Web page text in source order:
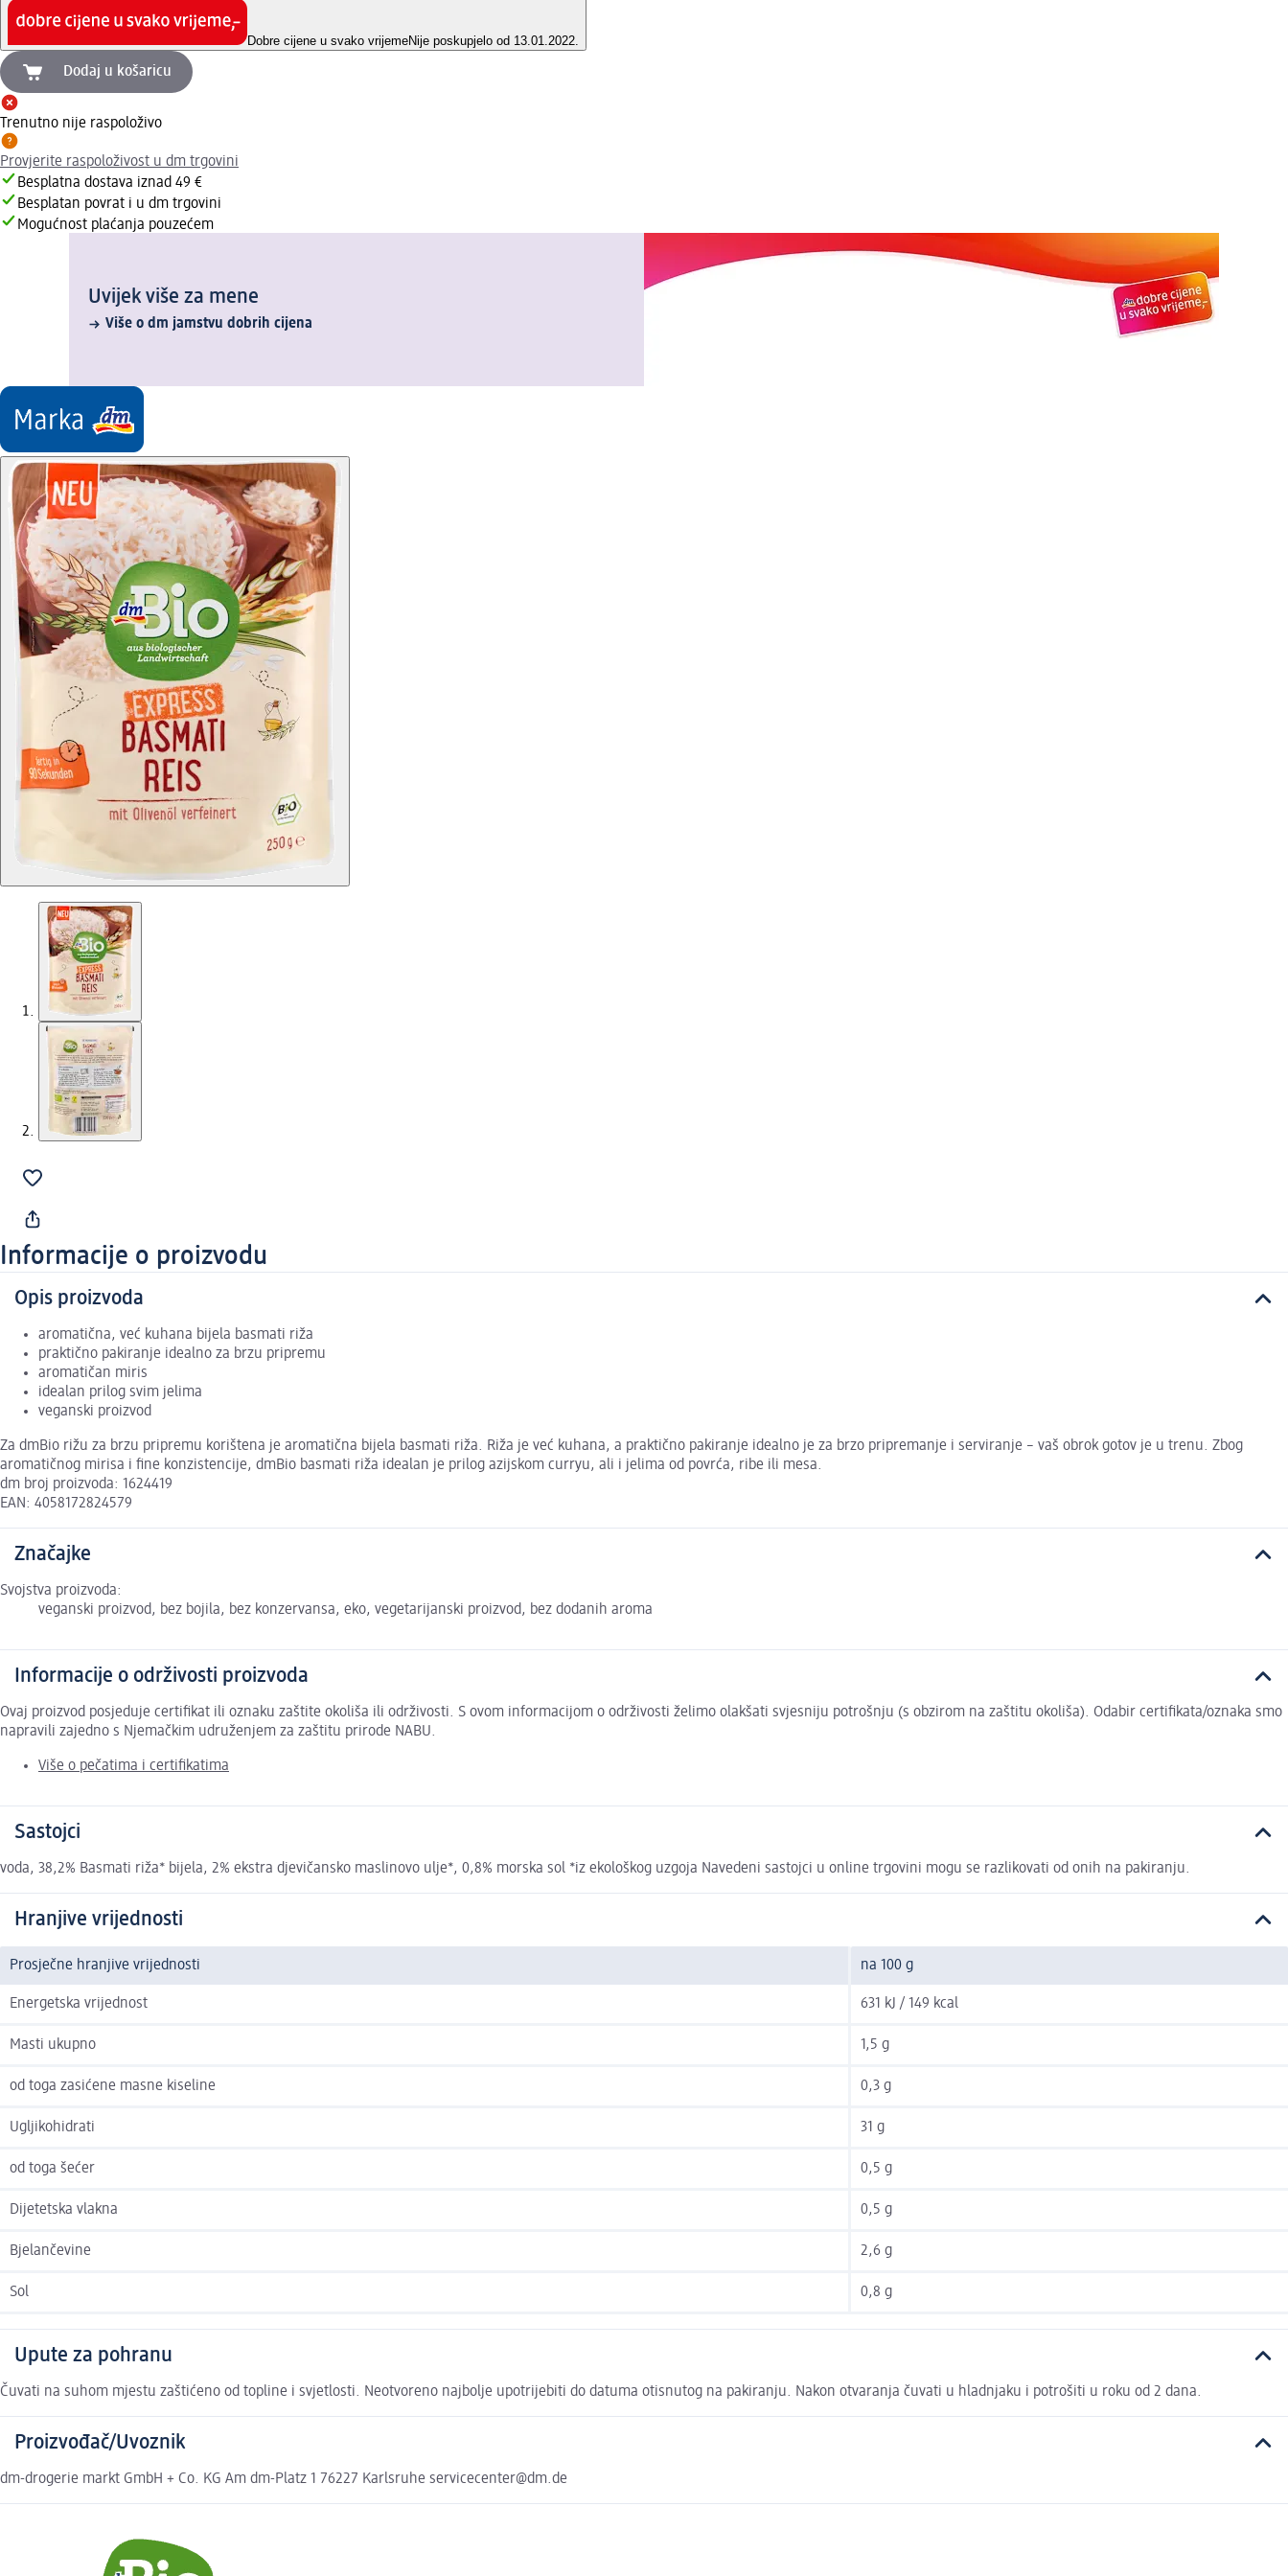
Dobre cijene u svako vrijemeNije poskupjelo od 13.01.2022.
Dodaj u košaricu
Trenutno nije raspoloživo
Provjerite raspoloživost u dm trgovini
Besplatna dostava iznad 49 €
Besplatan povrat i u dm trgovini
Mogućnost plaćanja pouzećem
Uvijek više za mene
Više o dm jamstvu dobrih cijena
Informacije o proizvodu
Opis proizvoda
aromatična, već kuhana bijela basmati riža
praktično pakiranje idealno za brzu pripremu
aromatičan miris
idealan prilog svim jelima
veganski proizvod
Za dmBio rižu za brzu pripremu korištena je aromatična bijela basmati riža. Riža je već kuhana, a praktično pakiranje idealno je za brzo pripremanje i serviranje – vaš obrok gotov je u trenu. Zbog
aromatičnog mirisa i fine konzistencije, dmBio basmati riža idealan je prilog azijskom curryu, ali i jelima od povrća, ribe ili mesa.
dm broj proizvoda: 1624419
EAN: 4058172824579
Značajke
Svojstva proizvoda:
veganski proizvod, bez bojila, bez konzervansa, eko, vegetarijanski proizvod, bez dodanih aroma
Informacije o održivosti proizvoda
Ovaj proizvod posjeduje certifikat ili oznaku zaštite okoliša ili održivosti. S ovom informacijom o održivosti želimo olakšati svjesniju potrošnju (s obzirom na zaštitu okoliša). Odabir certifikata/oznaka smo
napravili zajedno s Njemačkim udruženjem za zaštitu prirode NABU.
Više o pečatima i certifikatima
Sastojci
voda, 38,2% Basmati riža* bijela, 2% ekstra djevičansko maslinovo ulje*, 0,8% morska sol *iz ekološkog uzgoja Navedeni sastojci u online trgovini mogu se razlikovati od onih na pakiranju.
Hranjive vrijednosti
Prosječne hranjive vrijednosti na 100 g
Energetska vrijednost 631 kJ / 149 kcal
Masti ukupno 1,5 g
od toga zasićene masne kiseline 0,3 g
Ugljikohidrati 31 g
od toga šećer 0,5 g
Dijetetska vlakna 0,5 g
Bjelančevine 2,6 g
Sol 0,8 g
Upute za pohranu
Čuvati na suhom mjestu zaštićeno od topline i svjetlosti. Neotvoreno najbolje upotrijebiti do datuma otisnutog na pakiranju. Nakon otvaranja čuvati u hladnjaku i potrošiti u roku od 2 dana.
Proizvođač/Uvoznik
dm-drogerie markt GmbH + Co. KG Am dm-Platz 1 76227 Karlsruhe servicecenter@dm.de